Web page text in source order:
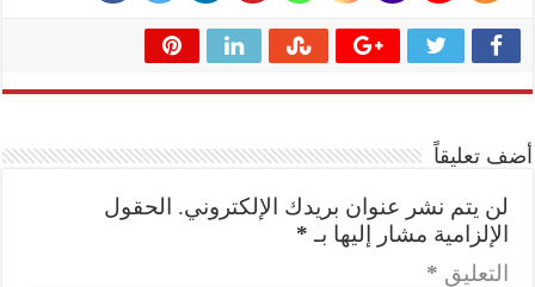
أضف تعليقاً
لن يتم نشر عنوان بريدك الإلكتروني.
الحقول
الإلزامية مشار إليها بـ *
التعليق *